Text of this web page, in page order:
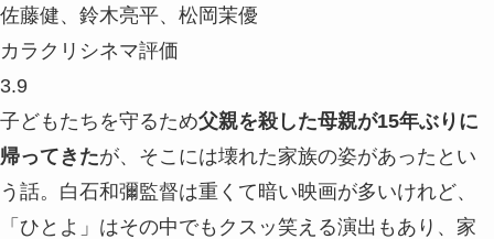
佐藤健、鈴木亮平、松岡茉優
カラクリシネマ評価
3.9
子どもたちを守るため父親を殺した母親が15年ぶりに
帰ってきたが、そこには壊れた家族の姿があったとい
う話。白石和彌監督は重くて暗い映画が多いけれど、
「ひとよ」はその中でもクスッ笑える演出もあり、家